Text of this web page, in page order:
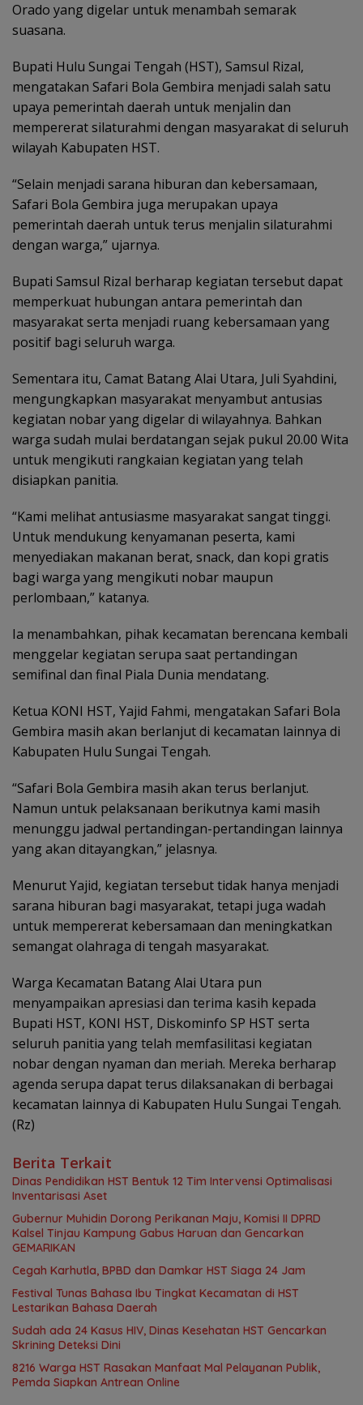
Orado yang digelar untuk menambah semarak
suasana.
Bupati Hulu Sungai Tengah (HST), Samsul Rizal,
mengatakan Safari Bola Gembira menjadi salah satu
upaya pemerintah daerah untuk menjalin dan
mempererat silaturahmi dengan masyarakat di seluruh
wilayah Kabupaten HST.
“Selain menjadi sarana hiburan dan kebersamaan,
Safari Bola Gembira juga merupakan upaya
pemerintah daerah untuk terus menjalin silaturahmi
dengan warga,” ujarnya.
Bupati Samsul Rizal berharap kegiatan tersebut dapat
memperkuat hubungan antara pemerintah dan
masyarakat serta menjadi ruang kebersamaan yang
positif bagi seluruh warga.
Sementara itu, Camat Batang Alai Utara, Juli Syahdini,
mengungkapkan masyarakat menyambut antusias
kegiatan nobar yang digelar di wilayahnya. Bahkan
warga sudah mulai berdatangan sejak pukul 20.00 Wita
untuk mengikuti rangkaian kegiatan yang telah
disiapkan panitia.
“Kami melihat antusiasme masyarakat sangat tinggi.
Untuk mendukung kenyamanan peserta, kami
menyediakan makanan berat, snack, dan kopi gratis
bagi warga yang mengikuti nobar maupun
perlombaan,” katanya.
Ia menambahkan, pihak kecamatan berencana kembali
menggelar kegiatan serupa saat pertandingan
semifinal dan final Piala Dunia mendatang.
Ketua KONI HST, Yajid Fahmi, mengatakan Safari Bola
Gembira masih akan berlanjut di kecamatan lainnya di
Kabupaten Hulu Sungai Tengah.
“Safari Bola Gembira masih akan terus berlanjut.
Namun untuk pelaksanaan berikutnya kami masih
menunggu jadwal pertandingan-pertandingan lainnya
yang akan ditayangkan,” jelasnya.
Menurut Yajid, kegiatan tersebut tidak hanya menjadi
sarana hiburan bagi masyarakat, tetapi juga wadah
untuk mempererat kebersamaan dan meningkatkan
semangat olahraga di tengah masyarakat.
Warga Kecamatan Batang Alai Utara pun
menyampaikan apresiasi dan terima kasih kepada
Bupati HST, KONI HST, Diskominfo SP HST serta
seluruh panitia yang telah memfasilitasi kegiatan
nobar dengan nyaman dan meriah. Mereka berharap
agenda serupa dapat terus dilaksanakan di berbagai
kecamatan lainnya di Kabupaten Hulu Sungai Tengah.
(Rz)
Berita Terkait
Dinas Pendidikan HST Bentuk 12 Tim Intervensi Optimalisasi
Inventarisasi Aset
Gubernur Muhidin Dorong Perikanan Maju, Komisi II DPRD
Kalsel Tinjau Kampung Gabus Haruan dan Gencarkan
GEMARIKAN
Cegah Karhutla, BPBD dan Damkar HST Siaga 24 Jam
Festival Tunas Bahasa Ibu Tingkat Kecamatan di HST
Lestarikan Bahasa Daerah
Sudah ada 24 Kasus HIV, Dinas Kesehatan HST Gencarkan
Skrining Deteksi Dini
8216 Warga HST Rasakan Manfaat Mal Pelayanan Publik,
Pemda Siapkan Antrean Online